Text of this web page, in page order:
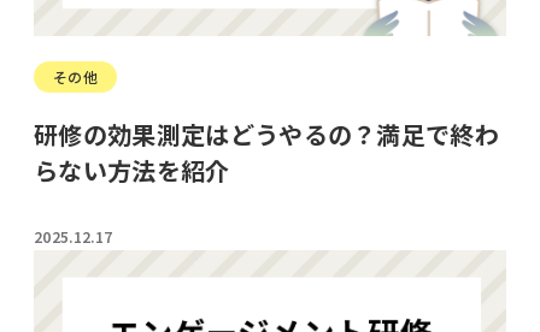
その他
研修の効果測定はどうやるの？満足で終わ
らない方法を紹介
2025.12.17